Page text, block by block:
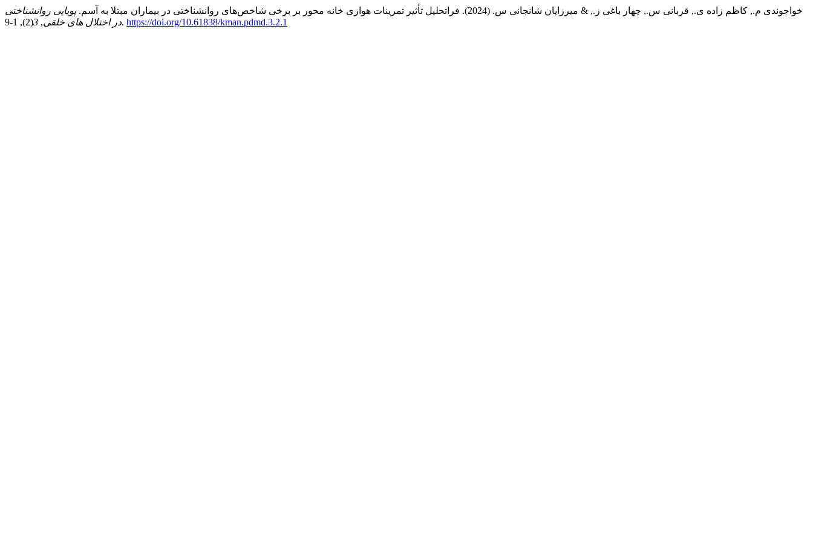
خواجوندی م., کاظم زاده ی., قربانی س., چهار باغی ز., & میرزایان شانجانی س. (2024). فراتحلیل تأثیر تمرینات هوازی خانه محور بر برخی شاخص‌های روانشناختی در بیماران مبتلا به آسم.
پویایی روانشناختی
در اختلال های خلقی,
3 (2), 1-9. https://doi.org/10.61838/kman.pdmd.3.2.1